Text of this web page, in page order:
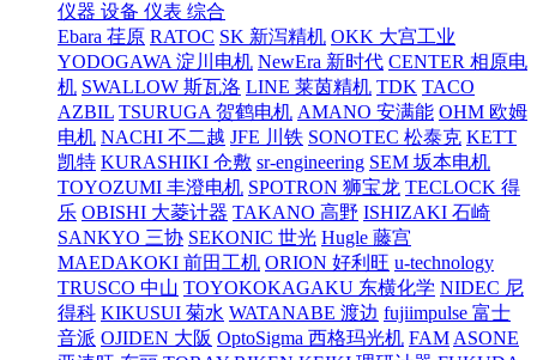
仪器 设备 仪表 综合
Ebara 荏原 RATOC SK 新泻精机 OKK 大宫工业
YODOGAWA 淀川电机 NewEra 新时代 CENTER 相原电
机 SWALLOW 斯瓦洛 LINE 莱茵精机 TDK TACO
AZBIL TSURUGA 贺鹤电机 AMANO 安满能 OHM 欧姆
电机 NACHI 不二越 JFE 川铁 SONOTEC 松泰克 KETT
凯特 KURASHIKI 仓敷 sr-engineering SEM 坂本电机
TOYOZUMI 丰澄电机 SPOTRON 狮宝龙 TECLOCK 得
乐 OBISHI 大菱计器 TAKANO 高野 ISHIZAKI 石崎
SANKYO 三协 SEKONIC 世光 Hugle 藤宫
MAEDAKOKI 前田工机 ORION 好利旺 u-technology
TRUSCO 中山 TOYOKOKAGAKU 东横化学 NIDEC 尼
得科 KIKUSUI 菊水 WATANABE 渡边 fujiimpulse 富士
音派 OJIDEN 大阪 OptoSigma 西格玛光机 FAM ASONE